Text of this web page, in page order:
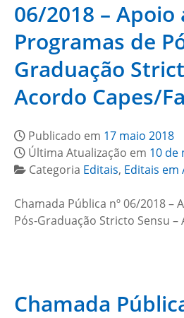
06/2018 – Apoio
Programas de
Graduação
Acordo Capes/
Publicado em 17 maio 2018
Última Atualização em 10 de
Categoria Editais, Editais em
Chamada Pública nº 06/2018 –
Pós-Graduação Stricto Sensu
Chamada